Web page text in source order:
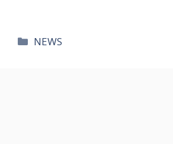
카
NEWS